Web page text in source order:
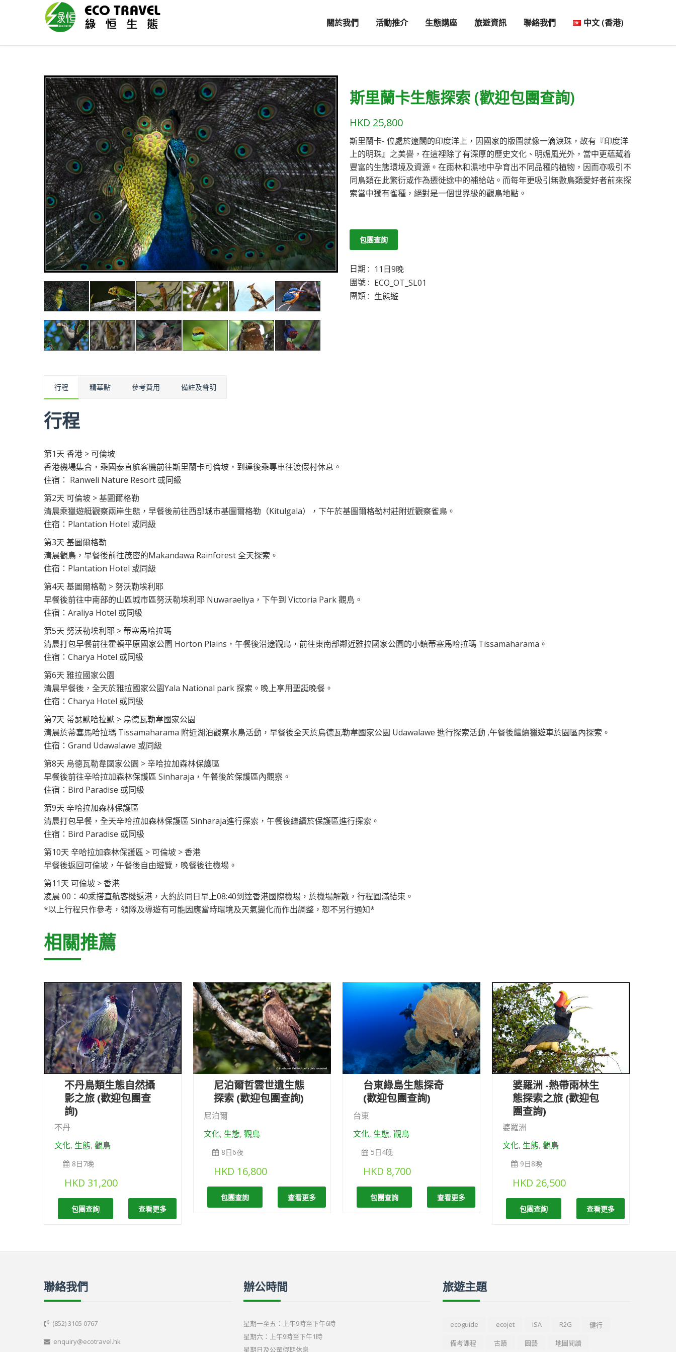
關於我們 活動推介 生態講座 旅遊資訊 聯絡我們 中文 (香港)
斯里蘭卡生態探索 (歡迎包團查詢)
HKD 25,800
斯里蘭卡- 位處於遼闊的印度洋上，因國家的版圖就像一滴淚珠，故有『印度洋
上的明珠』之美譽，在這裡除了有深厚的歷史文化、明媚風光外，當中更蘊藏着
豐富的生態環境及資源。在雨林和濕地中孕育出不同品種的植物，因而亦吸引不
同鳥類在此繁衍或作為遷徙途中的補給站。而每年更吸引無數鳥類愛好者前來探
索當中獨有雀種，絕對是一個世界級的觀鳥地點。
包團查詢
日期 : 11日9晚
團號 : ECO_OT_SL01
團類 : 生態遊
行程 精華點 參考費用 備註及聲明
行程
第1天 香港 > 可倫坡
香港機場集合，乘國泰直航客機前往斯里蘭卡可倫坡，到達後乘專車往渡假村休息。
住宿： Ranweli Nature Resort 或同級
第2天 可倫坡 > 基圖爾格勒
清晨乘獵遊艇觀察兩岸生態，早餐後前往西部城市基圖爾格勒（Kitulgala），下午於基圖爾格勒村莊附近觀察雀鳥。
住宿：Plantation Hotel 或同級
第3天 基圖爾格勒
清晨觀鳥，早餐後前往茂密的Makandawa Rainforest 全天探索。
住宿：Plantation Hotel 或同級
第4天 基圖爾格勒 > 努沃勒埃利耶
早餐後前往中南部的山區城市區努沃勒埃利耶 Nuwaraeliya，下午到 Victoria Park 觀鳥。
住宿：Araliya Hotel 或同級
第5天 努沃勒埃利耶 > 蒂塞馬哈拉瑪
清晨打包早餐前往霍頓平原國家公園 Horton Plains，午餐後沿途觀鳥，前往東南部鄰近雅拉國家公園的小鎮蒂塞馬哈拉瑪 Tissamaharama。
住宿：Charya Hotel 或同級
第6天 雅拉國家公園
清晨早餐後，全天於雅拉國家公園Yala National park 探索。晚上享用聖誕晚餐。
住宿：Charya Hotel 或同級
第7天 蒂瑟默哈拉默 > 烏德瓦勒韋國家公園
清晨於蒂塞馬哈拉瑪 Tissamaharama 附近湖泊觀察水鳥活動，早餐後全天於烏德瓦勒韋國家公園 Udawalawe 進行探索活動 ,午餐後繼續獵遊車於園區內探索。
住宿：Grand Udawalawe 或同級
第8天 烏德瓦勒韋國家公園 > 辛哈拉加森林保護區
早餐後前往辛哈拉加森林保護區 Sinharaja，午餐後於保護區內觀察。
住宿：Bird Paradise 或同級
第9天 辛哈拉加森林保護區
清晨打包早餐，全天辛哈拉加森林保護區 Sinharaja進行探索，午餐後繼續於保護區進行探索。
住宿：Bird Paradise 或同級
第10天 辛哈拉加森林保護區 > 可倫坡 > 香港
早餐後返回可倫坡，午餐後自由遊覽，晚餐後往機場。
第11天 可倫坡 > 香港
凌晨 00：40乘搭直航客機返港，大約於同日早上08:40到達香港國際機場，於機場解散，行程圓滿結束。
*以上行程只作參考，領隊及導遊有可能因應當時環境及天氣變化而作出調整，恕不另行通知*
相關推薦
不丹鳥類生態自然攝
影之旅 (歡迎包團查
詢)
不丹
文化, 生態, 觀鳥
8日7晚
HKD 31,200
查看更多
包團查詢
尼泊爾哲雲世遺生態
探索 (歡迎包團查詢)
尼泊爾
文化, 生態,觀鳥
8日6夜
HKD 16,800
查看更多
包團查詢
台東綠島生態探奇
(歡迎包團查詢)
台東
文化, 生態,觀鳥
5日4晚
HKD 8,700
查看更多
包團查詢
婆羅洲 -熱帶雨林生
態探索之旅 (歡迎包
團查詢)
婆羅洲
文化, 生態,觀鳥
9日8晚
HKD 26,500
查看更多
包團查詢
聯絡我們
 (852) 3105 0767
 enquiry@ecotravel.hk
辦公時間
星期一至五：上午9時至下午6時
星期六：上午9時至下午1時
星期日及公眾假期休息
旅遊主題
ecoguide ecojet ISA R2G
健行
備考課程
古蹟 園藝 地圖閱讀